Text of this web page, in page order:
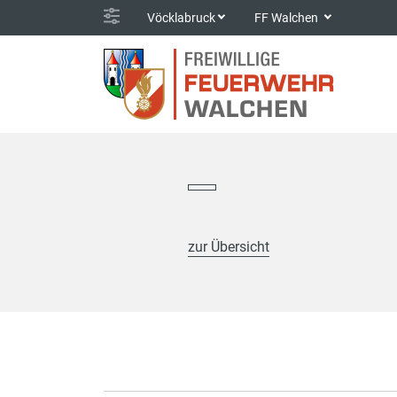
Vöcklabruck FF Walchen
zur Übersicht